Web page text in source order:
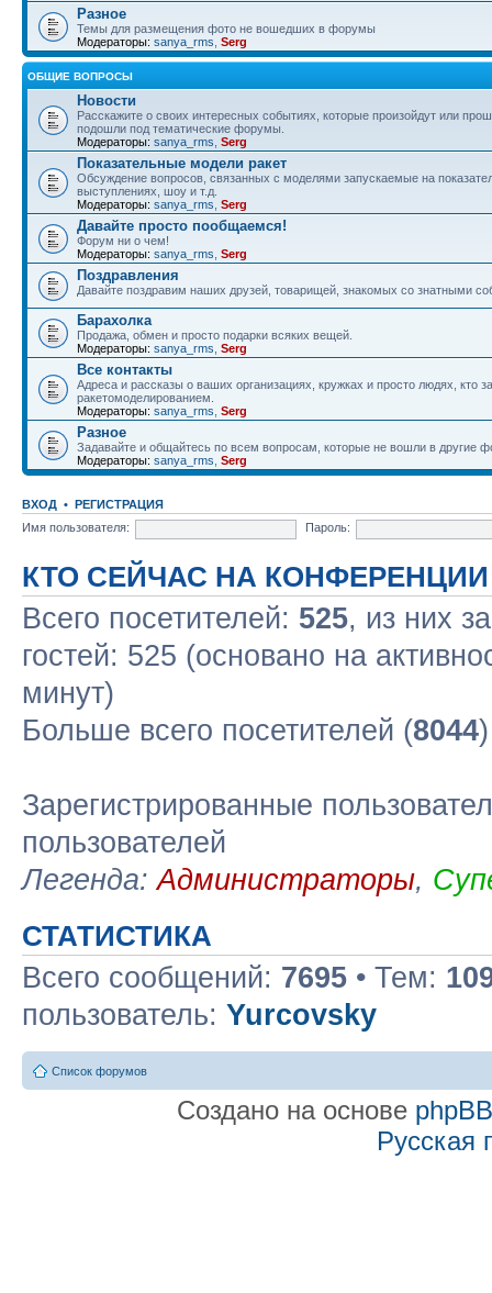
Разное
Темы для размещения фото не вошедших в форумы
Модераторы: sanya_rms Serg
ОБЩИЕ ВОПРОСЫ
Новости
Расскажите о своих интересных событиях, которые произойдут или
подошли под тематические форумы.
Модераторы: sanya_rms Serg
Показательные модели ракет
Обсуждение вопросов, связанных с моделями запускаемые на
выступлениях, шоу и т.д.
Модераторы: sanya_rms Serg
Давайте просто пообщаемся!
Форум ни о чем!
Модераторы: sanya_rms Serg
Поздравления
Давайте поздравим наших друзей, товарищей, знакомых со знатными
Барахолка
Продажа, обмен и просто подарки всяких вещей.
Модераторы: sanya_rms Serg
Все контакты
Адреса и рассказы о ваших организациях, кружках и просто людях, кто
ракетомоделированием.
Модераторы: sanya_rms Serg
Разное
Задавайте и общайтесь по всем вопросам, которые не вошли в другие
Модераторы: sanya_rms Serg
ВХОД • РЕГИСТРАЦИЯ
Имя пользователя:
Пароль:
КТО СЕЙЧАС НА КОНФЕРЕНЦИИ
Всего посетителей: 525, из них
гостей: 525 (основано на
минут)
Больше всего посетителей (8044
Зарегистрированные
пользователей
Легенда:Администраторы,
СТАТИСТИКА
Всего сообщений: 7695 • Тем:
пользователь: Yurcovsky
Список форумов
Создано на основе phpBB
Русская